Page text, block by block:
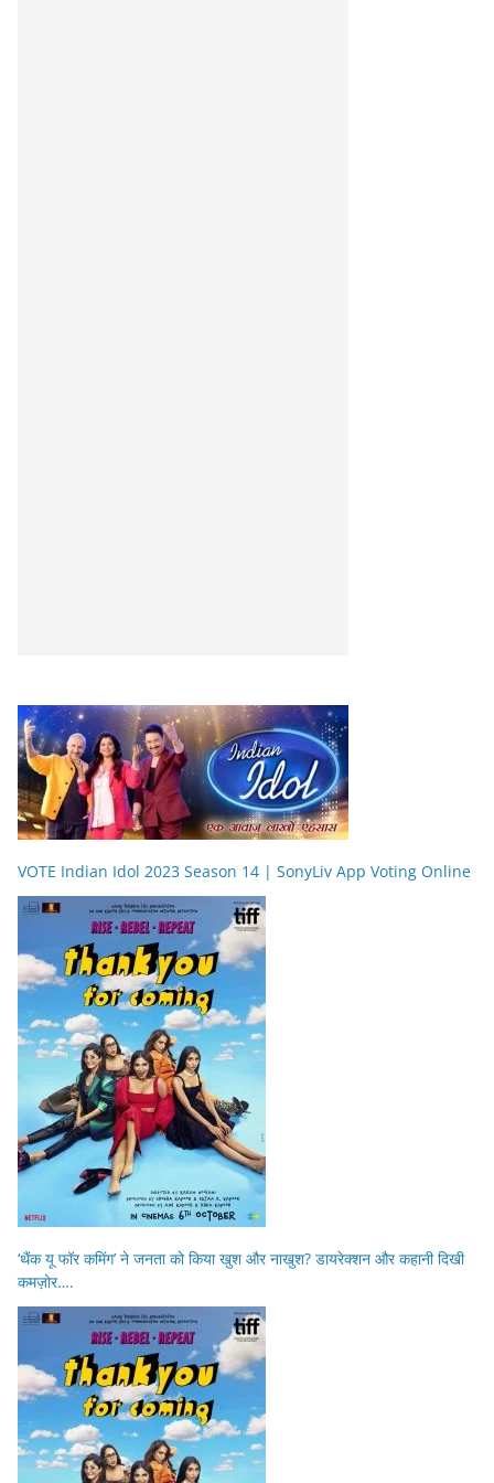
VOTE Indian Idol 2023 Season 14 | SonyLiv App Voting Online
‘थैंक यू फॉर कमिंग’ ने जनता को किया खुश और नाखुश? डायरेक्शन और कहानी दिखी
कमज़ोर….